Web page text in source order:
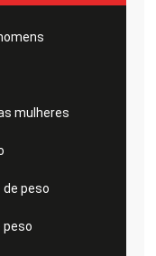
mulheres
de peso
peso